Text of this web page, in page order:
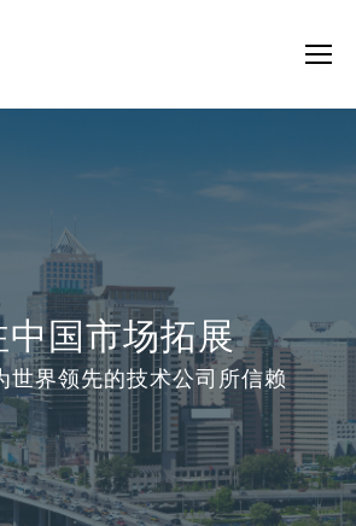
中国市场拓展
世界领先的技术公司所信赖